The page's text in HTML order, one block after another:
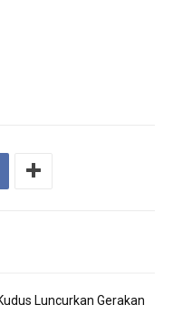
Luncurkan Gerakan